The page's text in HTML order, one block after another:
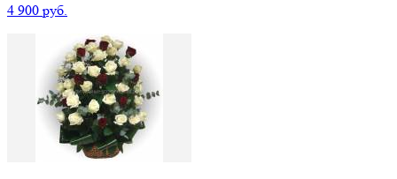
4 900 руб.